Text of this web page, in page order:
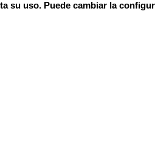
su uso. Puede cambiar la